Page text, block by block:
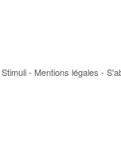
Stimuli- Mentions légales -